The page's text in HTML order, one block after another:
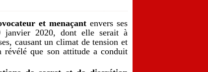
et menaçant envers ses
janvier 2020, dont elle serait à
causant un climat de tension et
révélé que son attitude a conduit